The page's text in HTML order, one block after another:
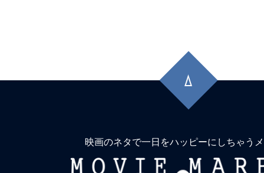
頭
に
映画のネタで一日をハッピーにしちゃう
MOVIE